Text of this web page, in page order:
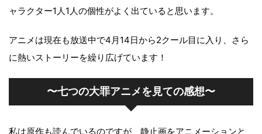
ャラクター1人1人の個性がよく出ていると思います。
アニメは現在も放送中で4月14日から2クール目に入り、さら
に熱いストーリーを繰り広げています！
〜七つの大罪アニメを見ての感想〜
私は原作も読んでいるのですが、静止画をアニメーションと